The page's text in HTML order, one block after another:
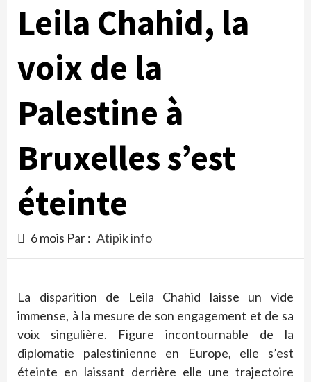
Leila Chahid, la
voix de la
Palestine à
Bruxelles s’est
éteinte
6 mois Par : Atipik info
La disparition de Leila Chahid laisse un vide
immense, à la mesure de son engagement et de sa
voix singulière. Figure incontournable de la
diplomatie palestinienne en Europe, elle s’est
éteinte en laissant derrière elle une trajectoire